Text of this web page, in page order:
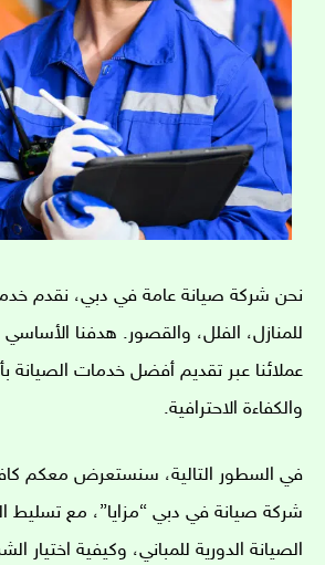
نحن شركة صيانة عامة في دبي، نقدم
للمنازل، الفلل، والقصور. هدفنا
عملائنا عبر تقديم أفضل خدمات الصيانة
والكفاءة الاحترافية.
في السطور التالية، سنستعرض معكم
شركة صيانة في دبي “مزايا”، مع تسليط
الصيانة الدورية للمباني، وكيفية اختيار